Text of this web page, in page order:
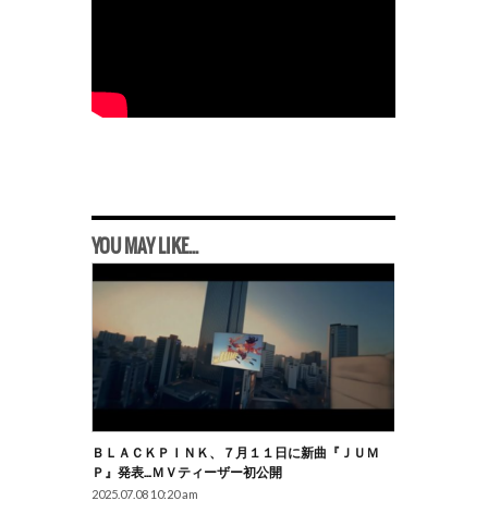
YOU MAY LIKE...
ＢＬＡＣＫＰＩＮＫ、７月１１日に新曲『ＪＵＭ
Ｐ』発表…ＭＶティーザー初公開
2025.07.08 10:20 am